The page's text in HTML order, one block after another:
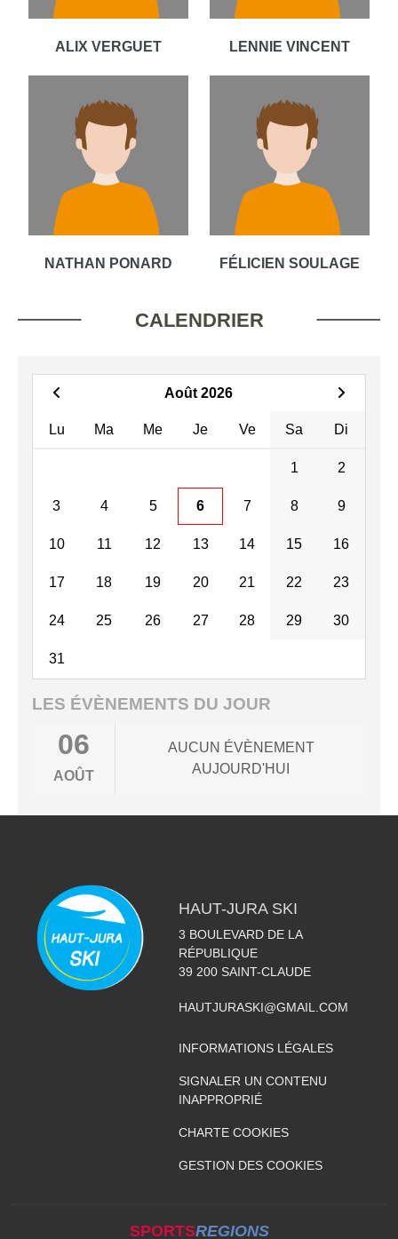
ALIX VERGUET LENNIE VINCENT
NATHAN PONARD FÉLICIEN SOULAGE
CALENDRIER
Août 2026
Lu Ma Me Je Ve Sa Di
1 2
3 4 5 6 7 8 9
10 11 12 13 14 15 16
17 18 19 20 21 22 23
24 25 26 27 28 29 30
31
LES ÉVÈNEMENTS DU JOUR
06
AOÛT
AUCUN ÉVÈNEMENT
AUJOURD'HUI
HAUT-JURA SKI
3 BOULEVARD DE LA
RÉPUBLIQUE
39 200 SAINT-CLAUDE
HAUTJURASKI@GMAIL.COM
INFORMATIONS LÉGALES
SIGNALER UN CONTENU
INAPPROPRIÉ
CHARTE COOKIES
GESTION DES COOKIES
SPORTSREGIONS